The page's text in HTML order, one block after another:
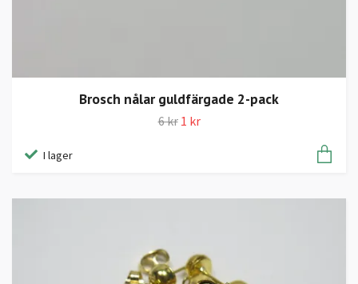
Brosch nålar guldfärgade 2-pack
6 kr 1 kr
I lager